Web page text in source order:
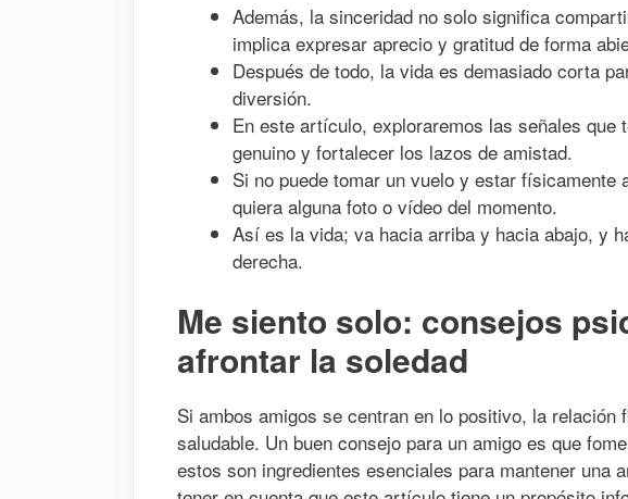
Además, la sinceridad no solo significa
implica expresar aprecio y gratitud de forma
Después de todo, la vida es demasiado corta
diversión.
En este artículo, exploraremos las señales que
genuino y fortalecer los lazos de amistad.
Si no puede tomar un vuelo y estar físicamente
quiera alguna foto o vídeo del momento.
Así es la vida; va hacia arriba y hacia abajo, y
derecha.
Me siento solo: consejos
afrontar la soledad
Si ambos amigos se centran en lo positivo, la relación
saludable. Un buen consejo para un amigo es que
estos son ingredientes esenciales para mantener una